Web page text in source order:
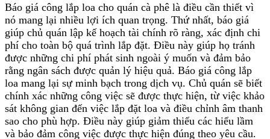
Báo giá công lắp loa cho quán cà phê là điều cần thiết vì
nó mang lại nhiều lợi ích quan trọng. Thứ nhất, báo giá
giúp chủ quán lập kế hoạch tài chính rõ ràng, xác định chi
phí cho toàn bộ quá trình lắp đặt. Điều này giúp họ tránh
được những chi phí phát sinh ngoài ý muốn và đảm bảo
rằng ngân sách được quản lý hiệu quả. Báo giá công lắp
loa mang lại sự minh bạch trong dịch vụ. Chủ quán sẽ biết
chính xác những công việc sẽ được thực hiện, từ việc khảo
sát không gian đến việc lắp đặt loa và điều chỉnh âm thanh
sao cho phù hợp. Điều này giúp giảm thiểu các hiểu lầm
và bảo đảm công việc được thực hiện đúng theo yêu cầu.